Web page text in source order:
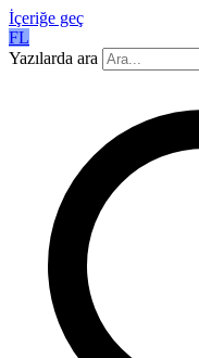
İçeriğe geç
FL
Yazılarda ara